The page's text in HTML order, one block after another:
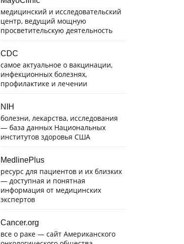
медицинский и исследовательский
центр, ведущий мощную
просветительскую деятельность
CDC
самое актуальное о вакцинации,
инфекционных болезнях,
профилактике и лечении
NIH
болезни, лекарства, исследования
— база данных Национальных
институтов здоровья США
MedlinePlus
ресурс для пациентов и их близких
— доступная и понятная
информация от медицинских
экспертов
Cancer.org
все о раке — сайт Американского